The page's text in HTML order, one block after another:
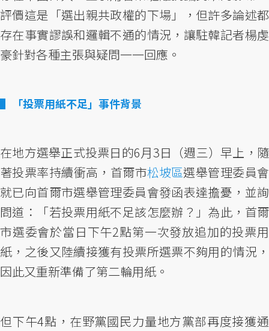
評價這是「選出親共政權的下場」，但許多論述都
存在事實謬誤和邏輯不通的情況，讓駐韓記者楊虔
豪針對各種主張與疑問一一回應。
「投票用紙不足」事件背景
在地方選舉正式投票日的6月3日（週三）早上，隨
著投票率持續衝高，首爾市松坡區選舉管理委員會
就已向首爾市選舉管理委員會發函表達擔憂，並詢
問道：「若投票用紙不足該怎麼辦？」為此，首爾
市選委會於當日下午2點第一次發放追加的投票用
紙，之後又陸續接獲有投票所選票不夠用的情況，
因此又重新準備了第二輪用紙。
但下午4點，在野黨國民力量地方黨部再度接獲通